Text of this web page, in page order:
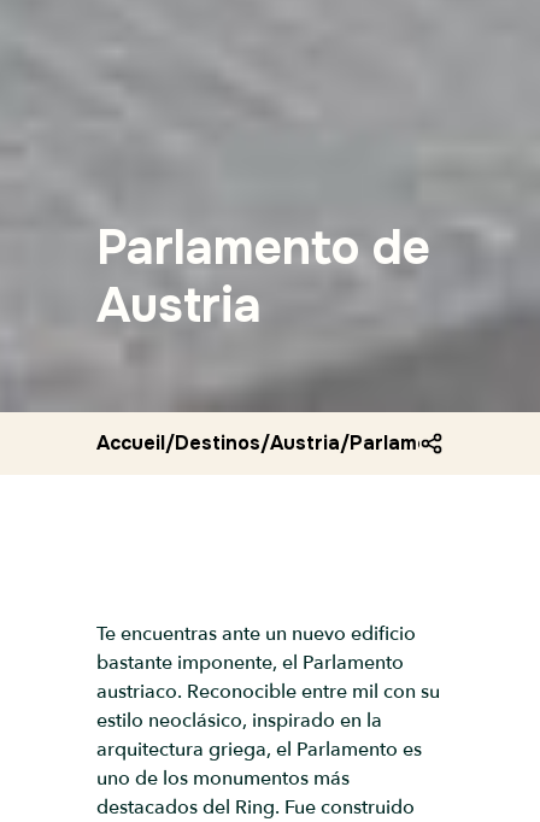
Parlamento de
Austria
Accueil/Destinos/Austria/Parlamento de
Te encuentras ante un nuevo edificio
bastante imponente, el Parlamento
austriaco. Reconocible entre mil con su
estilo neoclásico, inspirado en la
arquitectura griega, el Parlamento es
uno de los monumentos más
destacados del Ring. Fue construido